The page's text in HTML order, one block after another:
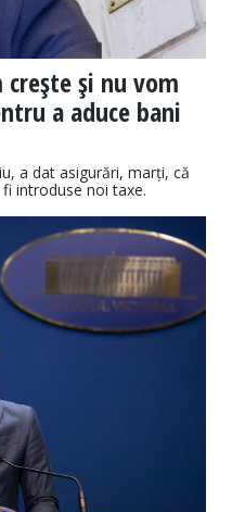
creşte şi nu vom
a aduce bani
a dat asigurări, marți, că
introduse noi taxe.